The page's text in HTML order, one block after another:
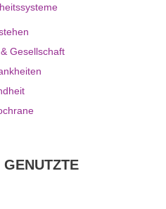
Gesellschaft